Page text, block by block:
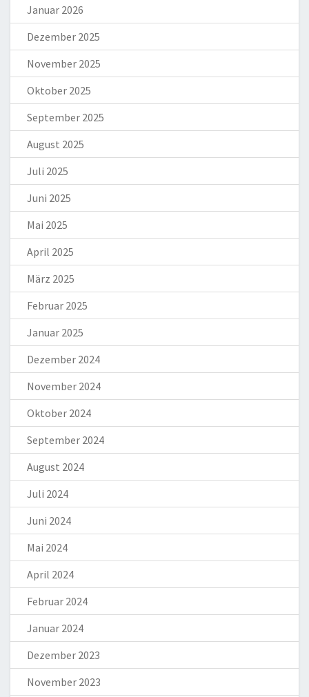
Januar 2026
Dezember 2025
November 2025
Oktober 2025
September 2025
August 2025
Juli 2025
Juni 2025
Mai 2025
April 2025
März 2025
Februar 2025
Januar 2025
Dezember 2024
November 2024
Oktober 2024
September 2024
August 2024
Juli 2024
Juni 2024
Mai 2024
April 2024
Februar 2024
Januar 2024
Dezember 2023
November 2023